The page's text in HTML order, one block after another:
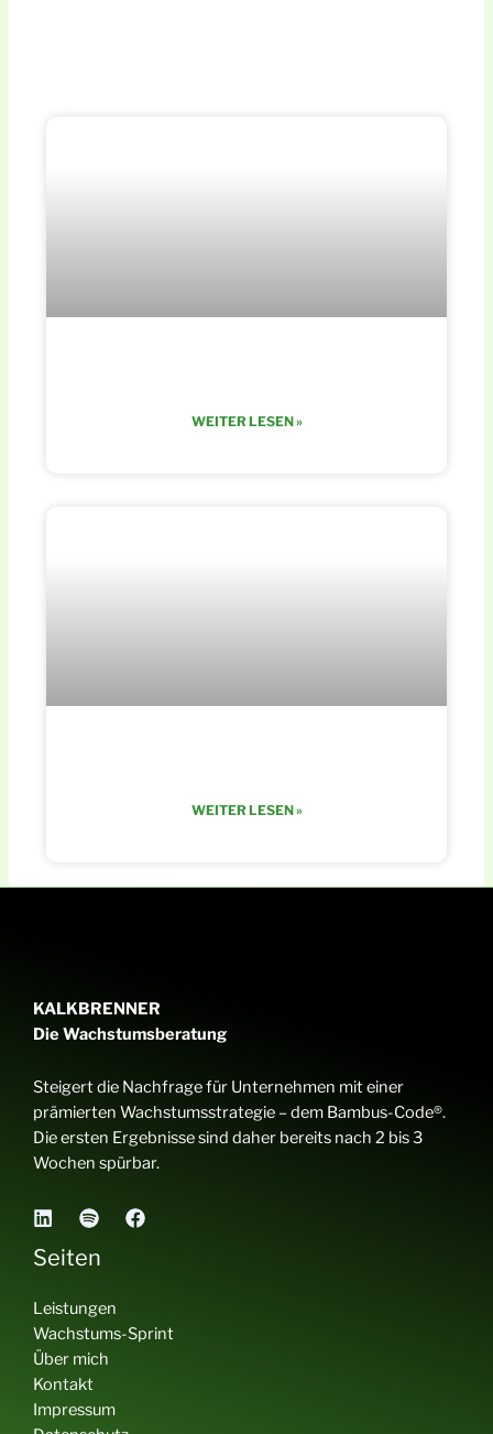
WEITER LESEN »
WEITER LESEN »
KALKBRENNER
Die Wachstumsberatung
Steigert die Nachfrage für Unternehmen mit einer
prämierten Wachstumsstrategie – dem Bambus-Code®.
Die ersten Ergebnisse sind daher bereits nach 2 bis 3
Wochen spürbar.
Seiten
Leistungen
Wachstums-Sprint
Über mich
Kontakt
Impressum